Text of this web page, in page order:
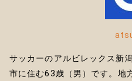
サッカーのアルビレックス新
市に住む63歳（男）です。地